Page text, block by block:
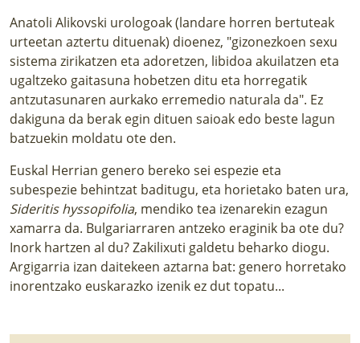
Anatoli Alikovski urologoak (landare horren bertuteak
urteetan aztertu dituenak) dioenez, "gizonezkoen sexu
sistema zirikatzen eta adoretzen, libidoa akuilatzen eta
ugaltzeko gaitasuna hobetzen ditu eta horregatik
antzutasunaren aurkako erremedio naturala da". Ez
dakiguna da berak egin dituen saioak edo beste lagun
batzuekin moldatu ote den.
Euskal Herrian genero bereko sei espezie eta
subespezie behintzat baditugu, eta horietako baten ura,
Sideritis hyssopifolia, mendiko tea izenarekin ezagun
xamarra da. Bulgariarraren antzeko eraginik ba ote du?
Inork hartzen al du? Zakilixuti galdetu beharko diogu.
Argigarria izan daitekeen aztarna bat: genero horretako
inorentzako euskarazko izenik ez dut topatu...